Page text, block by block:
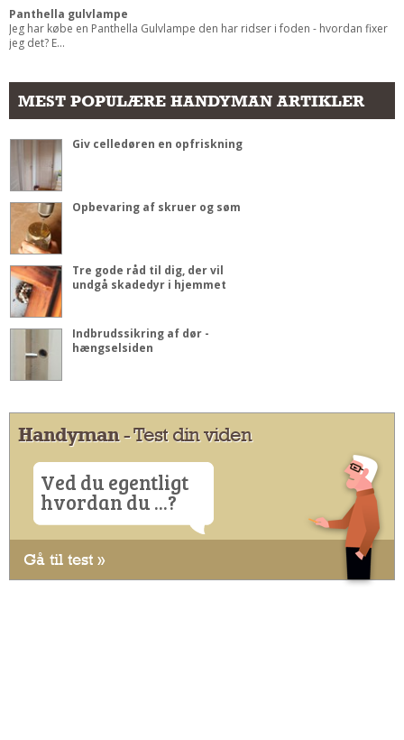
Panthella gulvlampe
Jeg har købe en Panthella Gulvlampe den har ridser i foden - hvordan fixer
jeg det? E...
MEST POPULÆRE HANDYMAN ARTIKLER
Giv celledøren en opfriskning
Opbevaring af skruer og søm
Tre gode råd til dig, der vil
undgå skadedyr i hjemmet
Indbrudssikring af dør -
hængselsiden
Handyman- Test din viden
Ved du egentligt
hvordan du ...?
Gå til test »